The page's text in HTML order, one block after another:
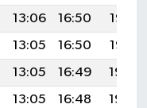
13:06 16:50
19:53
13:05 16:50
19:52
13:05 16:49
19:50
13:05 16:48
19:49